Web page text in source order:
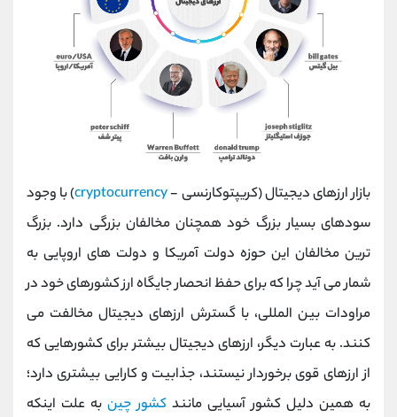
بازار ارزهای دیجیتال (کریپتوکارنسی -cryptocurrency) با وجود
سودهای بسیار بزرگ خود همچنان مخالفان بزرگی دارد. بزرگ
ترین مخالفان این حوزه دولت آمریکا و دولت های اروپایی به
شمار می آید چرا که برای حفظ انحصار جایگاه ارز کشورهای خود در
مراودات بین المللی، با گسترش ارزهای دیجیتال مخالفت می
کنند. به عبارت دیگر، ارزهای دیجیتال بیشتر برای کشورهایی که
از ارزهای قوی برخوردار نیستند، جذابیت و کارایی بیشتری دارد؛
به همین دلیل کشور آسیایی مانند کشور چین به علت اینکه